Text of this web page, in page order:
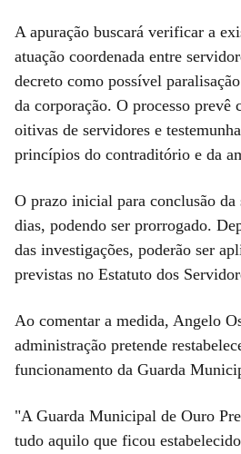
A apuração buscará verificar a
atuação coordenada entre
decreto como possível
da corporação. O processo prevê
oitivas de servidores e
princípios do contraditório e da
O prazo inicial para conclusão da
dias, podendo ser prorrogado.
das investigações, poderão ser
previstas no Estatuto dos
Ao comentar a medida, Angelo
administração pretende
funcionamento da Guarda
"A Guarda Municipal de Ouro
tudo aquilo que ficou